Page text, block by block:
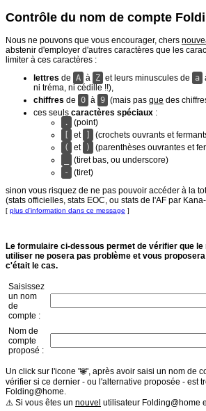
Contrôle du nom de compte
Nous ne pouvons que vous encourager, chers
abstenir d'employer d'autres caractères que les
limiter à ces caractères :
lettres de A à Z et leurs minuscules de a
ni tréma, ni cédille !!),
chiffres de 0 à 9 (mais pas que des
ces seuls caractères spéciaux :
.
(point)
[ et ]
(crochets ouvrants et
(
et )
(parenthèses ouvrantes et
(tiret bas, ou underscore)
-
(tiret)
sinon vous risquez de ne pas pouvoir accéder à la
(stats officielles, stats EOC, ou stats de l'AF par
[ plus d'information dans ce message ]
Le formulaire ci-dessous permet de vérifier que le
utiliser ne posera pas problème et vous
c'était le cas.
Saisissez
un nom
de
compte :
Nom de
compte
proposé :
Un click sur l'icone "🌐", après avoir saisi un nom de
vérifier si ce dernier - ou l'alternative proposée - est
Folding@home.
⚠️ Si vous êtes un nouvel utilisateur Folding@home